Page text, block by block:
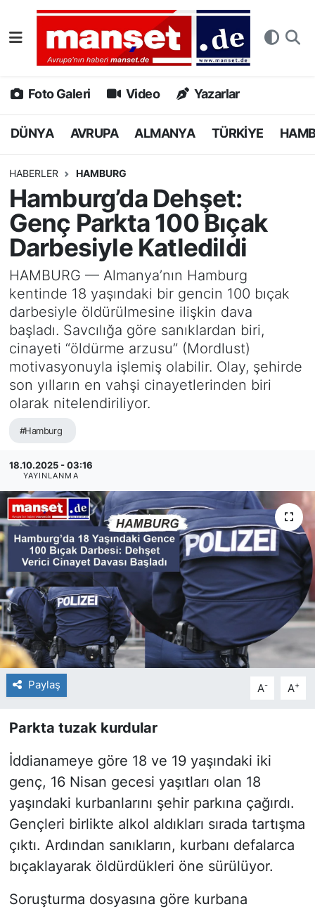
Foto Galeri Video Yazarlar
DÜNYA AVRUPA ALMANYA TÜRKİYE
HABERLER HAMBURG
Hamburg’da Dehşet:
Genç Parkta 100 Bıçak
Darbesiyle Katledildi
HAMBURG — Almanya’nın Hamburg
kentinde 18 yaşındaki bir gencin 100 bıçak
darbesiyle öldürülmesine ilişkin dava
başladı. Savcılığa göre sanıklardan biri,
cinayeti “öldürme arzusu” (Mordlust)
motivasyonuyla işlemiş olabilir. Olay, şehirde
son yılların en vahşi cinayetlerinden biri
olarak nitelendiriliyor.
#Hamburg
18.10.2025 - 03:16
YAYINLANMA
Paylaş A- A+
Parkta tuzak kurdular
İddianameye göre 18 ve 19 yaşındaki iki
genç, 16 Nisan gecesi yaşıtları olan 18
yaşındaki kurbanlarını şehir parkına çağırdı.
Gençleri birlikte alkol aldıkları sırada tartışma
çıktı. Ardından sanıkların, kurbanı defalarca
bıçaklayarak öldürdükleri öne sürülüyor.
Soruşturma dosyasına göre kurbana
DÜNYA
AVRUPA
ALMANYA
HAMBURG
SPOR
DEUTSCH
EKONOMİ
SİYASET
SAĞLIK
Nöbetçi Eczaneler
Hava Durumu
Namaz Vakitleri
Puan Durumu ve Fikstür
Tüm Manşetler
Son Dakika Haberleri
Haber Arşivi